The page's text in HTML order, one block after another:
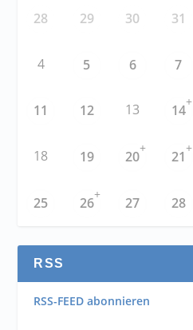
28 29 30 31
4 5 6 7
11 12 13 14
+
18 19 20
+
21
+
25 26
+
27 28
RSS
RSS-FEED abonnieren